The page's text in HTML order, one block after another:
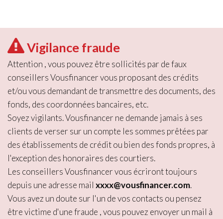
Vigilance fraude
Attention , vous pouvez être sollicités par de faux
conseillers Vousfinancer vous proposant des crédits
et/ou vous demandant de transmettre des documents, des
fonds, des coordonnées bancaires, etc.
Soyez vigilants. Vousfinancer ne demande jamais à ses
clients de verser sur un compte les sommes prêtées par
des établissements de crédit ou bien des fonds propres, à
l'exception des honoraires des courtiers.
Les conseillers Vousfinancer vous écriront toujours
depuis une adresse mail xxxx@vousfinancer.com.
Vous avez un doute sur l'un de vos contacts ou pensez
être victime d'une fraude , vous pouvez envoyer un mail à